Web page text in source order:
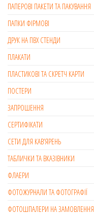
ПАПЕРОВІ ПАКЕТИ ТА ПАКУВАННЯ
ПАПКИ ФІРМОВІ
ДРУК НА ПВХ СТЕНДИ
ПЛАКАТИ
ПЛАСТИКОВІ ТА СКРЕТЧ КАРТИ
ПОСТЕРИ
ЗАПРОШЕННЯ
СЕРТИФІКАТИ
СЕТИ ДЛЯ КАВ’ЯРЕНЬ
ТАБЛИЧКИ ТА ВКАЗІВНИКИ
ФЛАЕРИ
ФОТОЖУРНАЛИ ТА ФОТОГРАФІЇ
ФОТОШПАЛЕРИ НА ЗАМОВЛЕННЯ